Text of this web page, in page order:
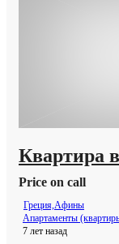
Квартира
Price on call
Греция,Афины
Апартаменты
7 лет назад